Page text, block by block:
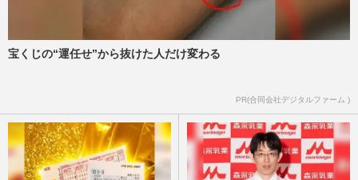
週刊女性2026年7月7日・14日号 2026/6/28
《熱中症》我慢強い“頑張り屋タイプ”は要
宝くじの“運任せ”から抜けた人だけ変わる
PR(合同会社デジタルファーム )